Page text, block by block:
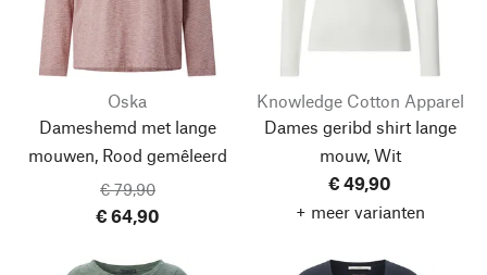
Oska
Dameshemd met lange
mouwen, Rood gemêleerd
€ 79,90
€ 64,90
Knowledge Cotton Apparel
Dames geribd shirt lange
mouw, Wit
€ 49,90
+ meer varianten